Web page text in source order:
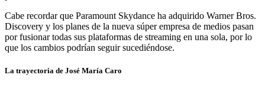
Cabe recordar que Paramount Skydance ha adquirido Warner Bros.
Discovery y los planes de la nueva súper empresa de medios pasan
por fusionar todas sus plataformas de streaming en una sola, por lo
que los cambios podrían seguir sucediéndose.
La trayectoria de José María Caro